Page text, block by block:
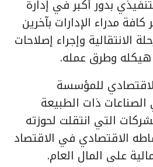
بدور أكبر في إدارة
مدراء الإدارات بآخرين
الانتقالية وإجراء إصلاحات
وطرق عمله.
للمؤسسة
ذات الطبيعة
التي انتقلت لحوزته
الاقتصادي في الاقتصاد
على المال العام.